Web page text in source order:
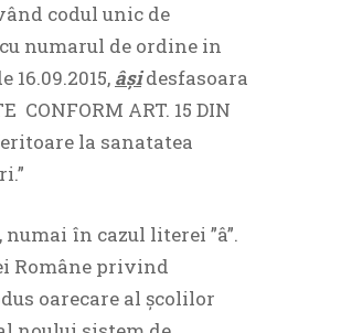
codul unic de
numarul de ordine in
âşidesfasoara
CONFORM ART. 15 DIN
la sanatatea
în cazul literei ”â”.
Române privind
oarecare al școlilor